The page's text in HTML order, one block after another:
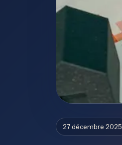
27 décembre 2025